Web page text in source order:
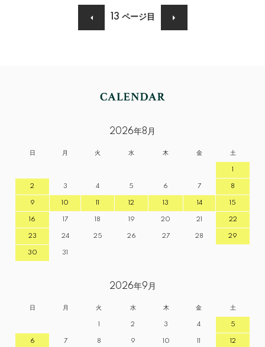
13 ページ目
2026年8月
日 月 火 水 木 金 土
1
2 3 4 5 6 7 8
9 10 11 12 13 14 15
16 17 18 19 20 21 22
23 24 25 26 27 28 29
30 31
2026年9月
日 月 火 水 木 金 土
1 2 3 4 5
6 7 8 9 10 11 12